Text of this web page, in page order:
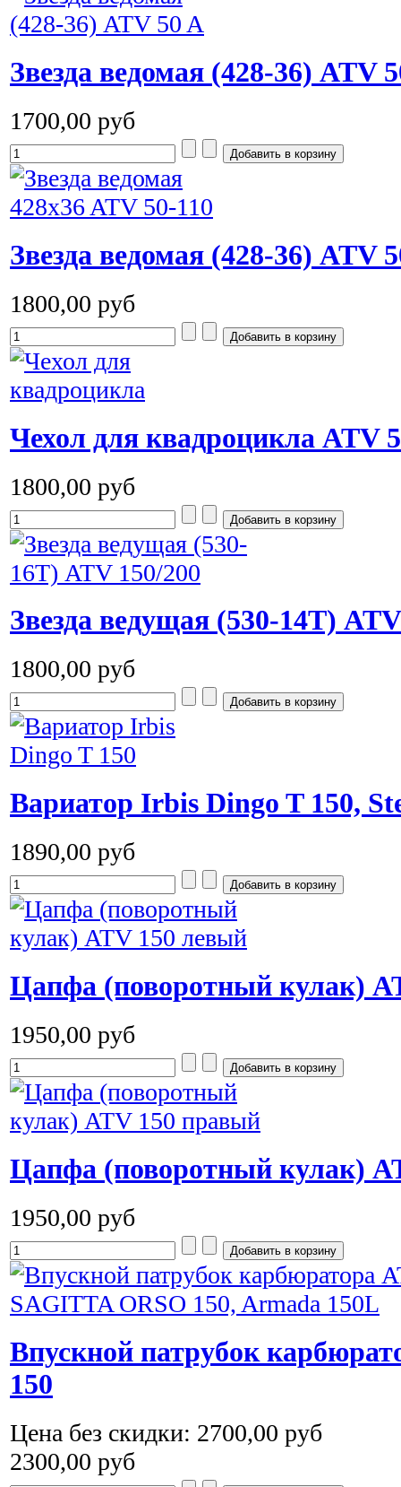
Звезда ведомая (428-36) ATV
1700,00 руб
Звезда ведомая (428-36) ATV
1800,00 руб
Чехол для квадроцикла ATV
1800,00 руб
Звезда ведущая (530-14T)
1800,00 руб
Вариатор Irbis Dingo T 150,
1890,00 руб
Цапфа (поворотный кулак)
1950,00 руб
Цапфа (поворотный кулак)
1950,00 руб
Впускной патрубок
150
Цена без скидки: 2700,00 руб
2300,00 руб